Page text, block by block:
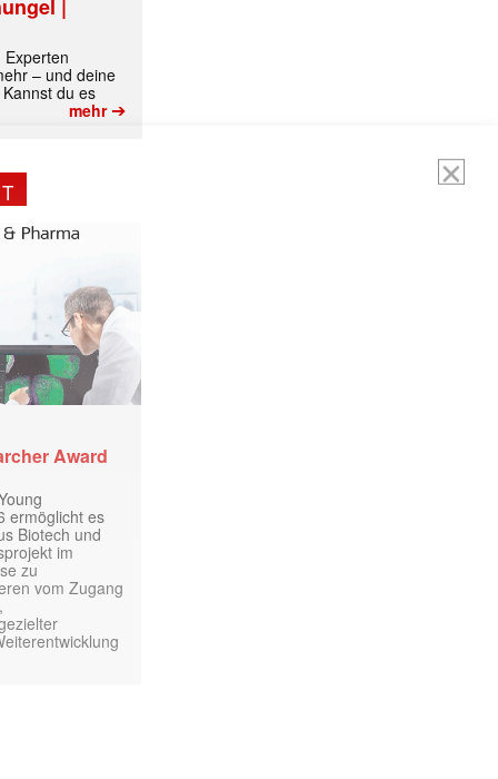
|
Experten
– und deine
du es
mehr➔
Award
ermöglicht es
Biotech und
im
zu
vom Zugang